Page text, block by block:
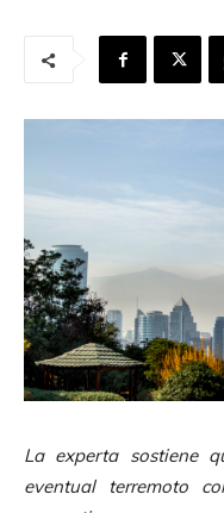
La experta sostiene
eventual terremoto